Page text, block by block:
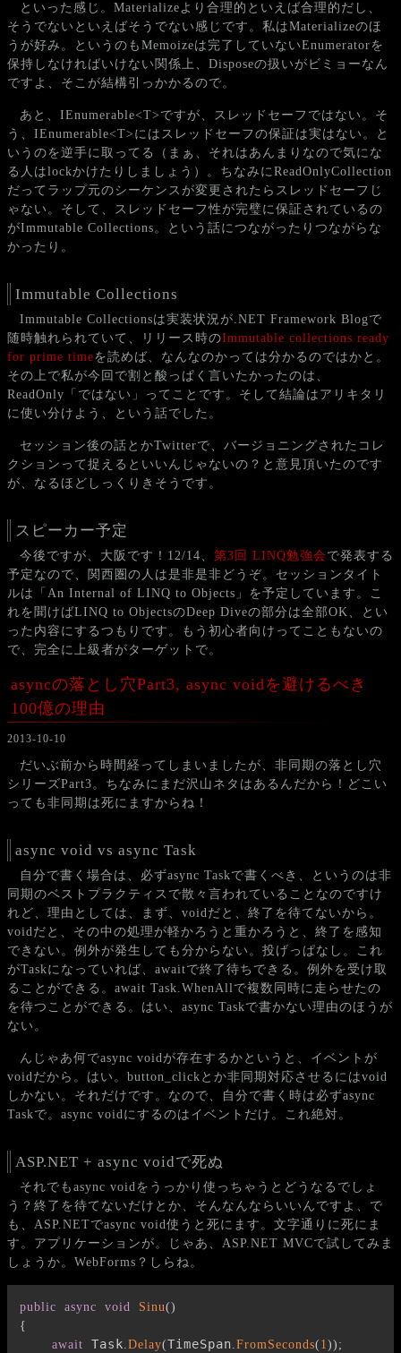
といった感じ。Materializeより合理的といえば合理的だし、
そうでないといえばそうでない感じです。私はMaterializeのほ
うが好み。というのもMemoizeは完了していないEnumeratorを
保持しなければいけない関係上、Disposeの扱いがビミョーなん
ですよ、そこが結構引っかかるので。
あと、IEnumerable<T>ですが、スレッドセーフではない。そ
う、IEnumerable<T>にはスレッドセーフの保証は実はない。と
いうのを逆手に取ってる（まぁ、それはあんまりなので気にな
る人はlockかけたりしましょう）。ちなみにReadOnlyCollection
だってラップ元のシーケンスが変更されたらスレッドセーフじ
ゃない。そして、スレッドセーフ性が完璧に保証されているの
がImmutable Collections。という話につながったりつながらな
かったり。
Immutable Collections
Immutable Collectionsは実装状況が.NET Framework Blogで
随時触れられていて、リリース時のImmutable collections ready
for prime timeを読めば、なんなのかっては分かるのではかと。
その上で私が今回で割と酸っぱく言いたかったのは、
ReadOnly「ではない」ってことです。そして結論はアリキタリ
に使い分けよう、という話でした。
セッション後の話とかTwitterで、バージョニングされたコレ
クションって捉えるといいんじゃないの？と意見頂いたのです
が、なるほどしっくりきそうです。
スピーカー予定
今後ですが、大阪です！12/14、 第3回 LINQ勉強会 で発表する
予定なので、関西圏の人は是非是非どうぞ。セッションタイト
ルは「An Internal of LINQ to Objects」を予定しています。こ
れを聞けばLINQ to ObjectsのDeep Diveの部分は全部OK、とい
った内容にするつもりです。もう初心者向けってこともないの
で、完全に上級者がターゲットで。
asyncの落とし穴Part3, async voidを避けるべき
100億の理由
2013-10-10
だいぶ前から時間経ってしまいましたが、非同期の落とし穴
シリーズPart3。ちなみにまだ沢山ネタはあるんだから！どこい
っても非同期は死にますからね！
async void vs async Task
自分で書く場合は、必ずasync Taskで書くべき、というのは非
同期のベストプラクティスで散々言われていることなのですけ
れど、理由としては、まず、voidだと、終了を待てないから。
voidだと、その中の処理が軽かろうと重かろうと、終了を感知
できない。例外が発生しても分からない。投げっぱなし。これ
がTaskになっていれば、awaitで終了待ちできる。例外を受け取
ることができる。await Task.WhenAllで複数同時に走らせたの
を待つことができる。はい、async Taskで書かない理由のほうが
ない。
んじゃあ何でasync voidが存在するかというと、イベントが
voidだから。はい。button_clickとか非同期対応させるにはvoid
しかない。それだけです。なので、自分で書く時は必ずasync
Taskで。async voidにするのはイベントだけ。これ絶対。
ASP.NET + async voidで死ぬ
それでもasync voidをうっかり使っちゃうとどうなるでしょ
う？終了を待てないだけとか、そんなんならいいんですよ、で
も、ASP.NETでasync void使うと死にます。文字通りに死にま
す。アプリケーションが。じゃあ、ASP.NET MVCで試してみま
しょうか。WebForms？しらね。
public async void Sinu()
{
await Task.Delay(TimeSpan.FromSeconds( 1)) ;